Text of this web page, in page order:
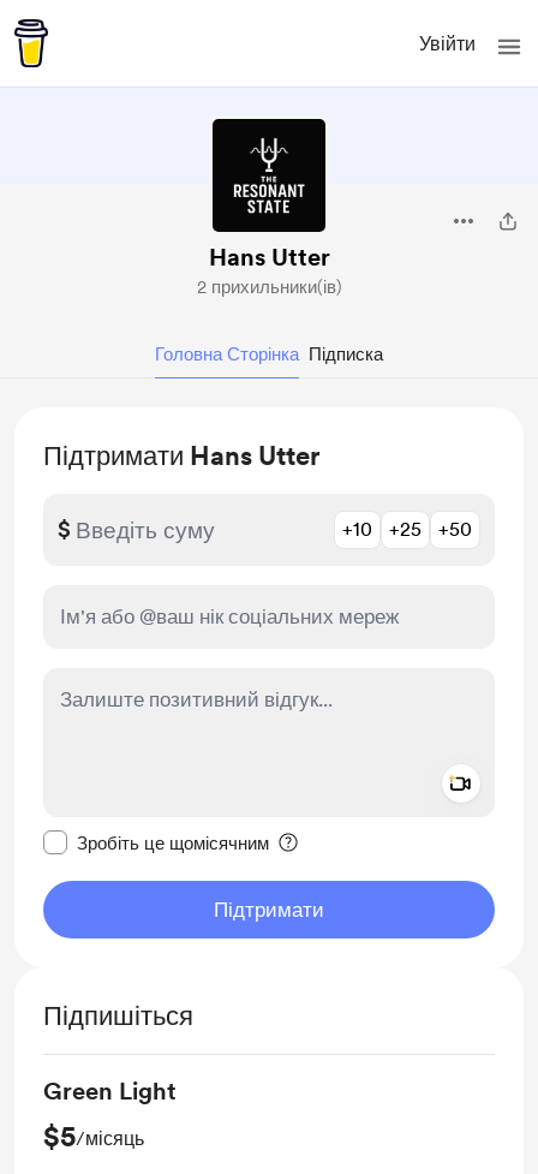
Увійти
Hans Utter
2 прихильники(ів)
Головна Сторінка Підписка
Підтримати Hans Utter
$ +10 +25 +50
Зробіть це щомісячним
Підтримати
Підпишіться
Green Light
$5/місяць